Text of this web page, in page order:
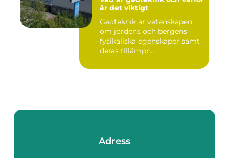
är det viktigt
Geoteknik är vetenskapen
om jordens och bergens
fysikaliska egenskaper samt
deras tillämpn...
Adress